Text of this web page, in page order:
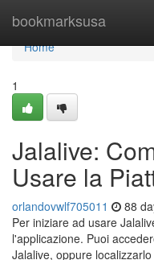
bookmarksusa
Home
Home
1
Jalalive:
Usare la
orlandovwlf705011 88
Per iniziare ad usare
l'applicazione. Puoi
Jalalive, oppure